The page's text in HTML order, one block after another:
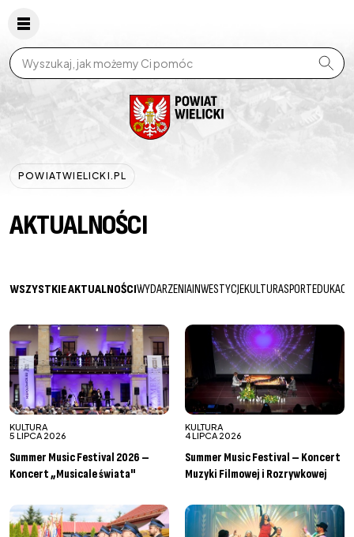
Wpisz szukaną frazę
POWIATWIELICKI.PL
AKTUALNOŚCI
WSZYSTKIE AKTUALNOŚCIWYDARZENIAINWESTYCJEKULTURASPORTEDUKACJA
KULTURA
5 LIPCA 2026
Summer Music Festival 2026 –
Koncert „Musicale świata"
KULTURA
4 LIPCA 2026
Summer Music Festival – Koncert
Muzyki Filmowej i Rozrywkowej